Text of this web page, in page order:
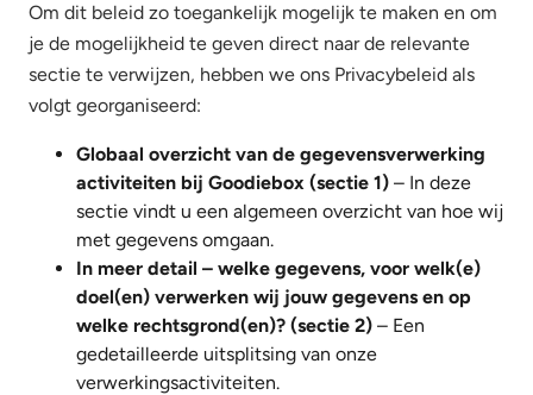
Om dit beleid zo toegankelijk mogelijk te maken en om
je de mogelijkheid te geven direct naar de relevante
sectie te verwijzen, hebben we ons Privacybeleid als
volgt georganiseerd:
Globaal overzicht van de gegevensverwerking
activiteiten bij Goodiebox (sectie 1) – In deze
sectie vindt u een algemeen overzicht van hoe wij
met gegevens omgaan.
In meer detail – welke gegevens, voor welk(e)
doel(en) verwerken wij jouw gegevens en op
welke rechtsgrond(en)? (sectie 2) – Een
gedetailleerde uitsplitsing van onze
verwerkingsactiviteiten.